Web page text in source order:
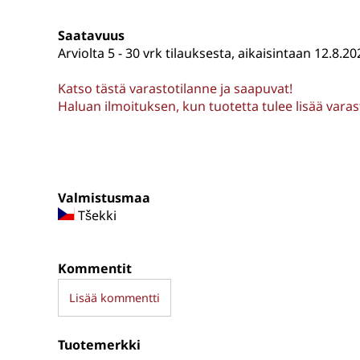
Saatavuus
Arviolta 5 - 30 vrk tilauksesta, aikaisintaan
Katso tästä varastotilanne ja saapuvat!
Haluan ilmoituksen, kun tuotetta tulee lisää
Valmistusmaa
Tšekki
Kommentit
Lisää kommentti
Tuotemerkki